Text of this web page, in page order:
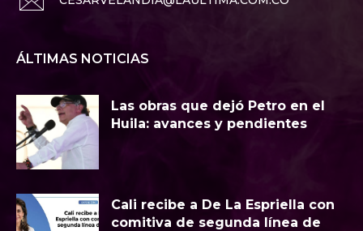
ÁLTIMAS NOTICIAS
Las obras que dejó Petro en el
Huila: avances y pendientes
Cali recibe a De La Espriella con
comitiva de segunda línea de